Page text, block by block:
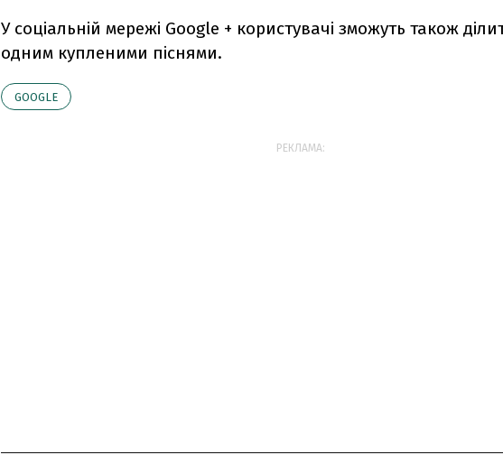
У соціальній мережі Google + користувачі зможуть також
одним купленими піснями.
GOOGLE
РЕКЛАМА: